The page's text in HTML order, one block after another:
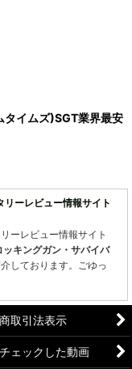
ーレビュー情報サイト
ーレビュー情報サイト
キングガン・サバイバ
しております。ごゆっ
取引法表示
ェックした動画